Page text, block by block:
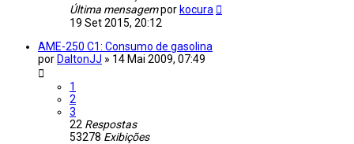
Última mensagempor kocura
19 Set 2015, 20:12
AME-250 C1: Consumo de gasolina
por DaltonJJ » 14 Mai 2009, 07:49
1
2
3
22 Respostas
53278 Exibições